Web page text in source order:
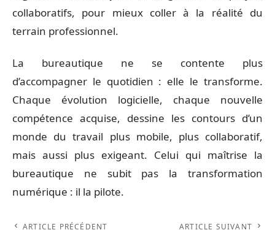
collaboratifs, pour mieux coller à la réalité du
terrain professionnel.
La bureautique ne se contente plus
d’accompagner le quotidien : elle le transforme.
Chaque évolution logicielle, chaque nouvelle
compétence acquise, dessine les contours d’un
monde du travail plus mobile, plus collaboratif,
mais aussi plus exigeant. Celui qui maîtrise la
bureautique ne subit pas la transformation
numérique : il la pilote.
ARTICLE PRÉCÉDENT ARTICLE SUIVANT